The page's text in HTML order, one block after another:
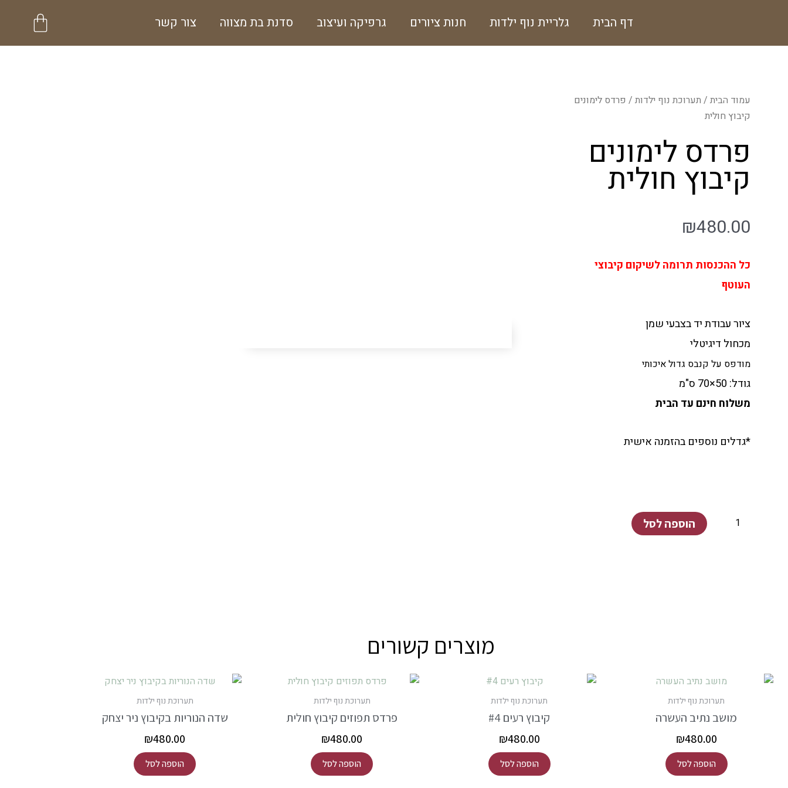
דף הבית גלריית נוף ילדות חנות ציורים גרפיקה ועיצוב סדנת בת מצווה צור קשר עגלת
קניות
עמוד הבית / תערוכת נוף ילדות / פרדס לימונים
קיבוץ חולית
פרדס לימונים
קיבוץ חולית
₪480.00
כל ההכנסות תרומה לשיקום קיבוצי
העוטף
ציור עבודת יד בצבעי שמן
מכחול דיגיטלי
מודפס על קנבס גדול איכותי
גודל: 50×70 ס"מ
משלוח חינם עד הבית
*גדלים נוספים בהזמנה אישית
פרדס
הוספה לסל
מוצרים קשורים
תערוכת נוף ילדות
מושב נתיב העשרה
₪480.00
הוספה לסל
תערוכת נוף ילדות
קיבוץ רעים #4
₪480.00
הוספה לסל
תערוכת נוף ילדות
פרדס תפוזים קיבוץ חולית
₪480.00
הוספה לסל
תערוכת נוף ילדות
שדה הנוריות בקיבוץ ניר יצחק
₪480.00
הוספה לסל